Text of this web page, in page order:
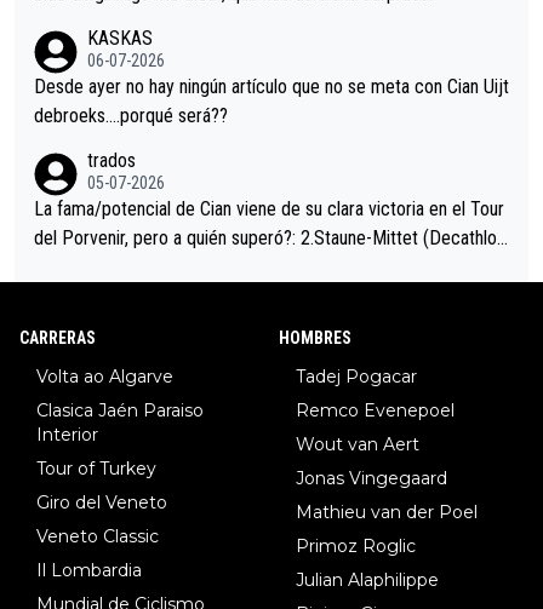
eta, a ver si por querer poner a Del Toro con calzador en posi
ción de podio UAE y Pojacar se van complicar el tour.
KASKAS
06-07-2026
Desde ayer no hay ningún artículo que no se meta con Cian Uijt
debroeks….porqué será??
trados
05-07-2026
La fama/potencial de Cian viene de su clara victoria en el Tour
del Porvenir, pero a quién superó?: 2.Staune-Mittet (Decathlon,
8.Lenny Martinez (Bahrein), 9. Van Belle (Visma), 10. Vacek (Li
CARRERAS
Volta ao Algarve
Clasica Jaén Paraiso
Interior
Tour of Turkey
Giro del Veneto
Veneto Classic
Il Lombardia
Mundial de Ciclismo
HOMBRES
Tadej Pogacar
Remco Evenepoel
Wout van Aert
Jonas Vingegaard
Mathieu van der Poel
Primoz Roglic
Julian Alaphilippe